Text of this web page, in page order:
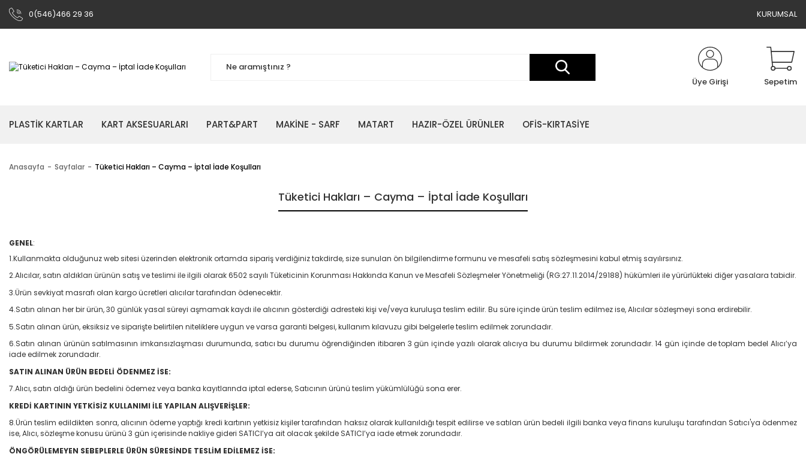
0(546)466 29 36 KURUMSAL
Üye Girişi Sepetim
PLASTİK KARTLAR KART AKSESUARLARI PART&PART MAKİNE - SARF MATART HAZIR-ÖZEL ÜRÜNLER OFİS-KIRTASİYE
Anasayfa Sayfalar Tüketici Hakları – Cayma – İptal İade Koşulları
Tüketici Hakları – Cayma – İptal İade Koşulları
GENEL:
1.Kullanmakta olduğunuz web sitesi üzerinden elektronik ortamda sipariş verdiğiniz takdirde, size sunulan ön bilgilendirme formunu ve mesafeli satış sözleşmesini kabul etmiş sayılırsınız.
2.Alıcılar, satın aldıkları ürünün satış ve teslimi ile ilgili olarak 6502 sayılı Tüketicinin Korunması Hakkında Kanun ve Mesafeli Sözleşmeler Yönetmeliği (RG:27.11.2014/29188) hükümleri ile yürürlükteki diğer yasalara tabidir.
3.Ürün sevkiyat masrafı olan kargo ücretleri alıcılar tarafından ödenecektir.
4.Satın alınan her bir ürün, 30 günlük yasal süreyi aşmamak kaydı ile alıcının gösterdiği adresteki kişi ve/veya kuruluşa teslim edilir. Bu süre içinde ürün teslim edilmez ise, Alıcılar sözleşmeyi sona erdirebilir.
5.Satın alınan ürün, eksiksiz ve siparişte belirtilen niteliklere uygun ve varsa garanti belgesi, kullanım kılavuzu gibi belgelerle teslim edilmek zorundadır.
6.Satın alınan ürünün satılmasının imkansızlaşması durumunda, satıcı bu durumu öğrendiğinden itibaren 3 gün içinde yazılı olarak alıcıya bu durumu bildirmek zorundadır. 14 gün içinde de toplam bedel Alıcı’ya
iade edilmek zorundadır.
SATIN ALINAN ÜRÜN BEDELİ ÖDENMEZ İSE:
7.Alıcı, satın aldığı ürün bedelini ödemez veya banka kayıtlarında iptal ederse, Satıcının ürünü teslim yükümlülüğü sona erer.
KREDİ KARTININ YETKİSİZ KULLANIMI İLE YAPILAN ALIŞVERİŞLER:
8.Ürün teslim edildikten sonra, alıcının ödeme yaptığı kredi kartının yetkisiz kişiler tarafından haksız olarak kullanıldığı tespit edilirse ve satılan ürün bedeli ilgili banka veya finans kuruluşu tarafından Satıcı'ya ödenmez
ise, Alıcı, sözleşme konusu ürünü 3 gün içerisinde nakliye gideri SATICI’ya ait olacak şekilde SATICI’ya iade etmek zorundadır.
ÖNGÖRÜLEMEYEN SEBEPLERLE ÜRÜN SÜRESİNDE TESLİM EDİLEMEZ İSE: